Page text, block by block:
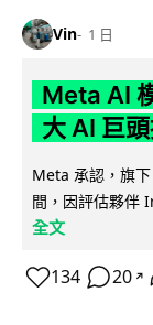
Vin 1 日
Meta AI
大 AI 巨
Meta 承認，旗
間，因評估夥伴
全文
134 20 ↗